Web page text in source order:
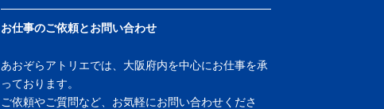
お仕事のご依頼とお問い合わせ
あおぞらアトリエでは、大阪府内を中心にお仕事を承
っております。
ご依頼やご質問など、お気軽にお問い合わせくださ